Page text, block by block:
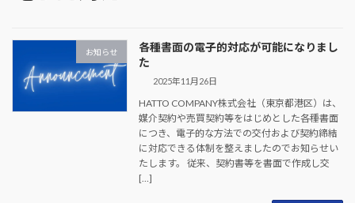
お知らせ
各種書面の電子的対応が可能になりまし
た
2025年11月26日
HATTO COMPANY株式会社（東京都港区）は、
媒介契約や売買契約等をはじめとした各種書面
につき、電子的な方法での交付および契約締結
に対応できる体制を整えましたのでお知らせい
たします。 従来、契約書等を書面で作成し交
[…]